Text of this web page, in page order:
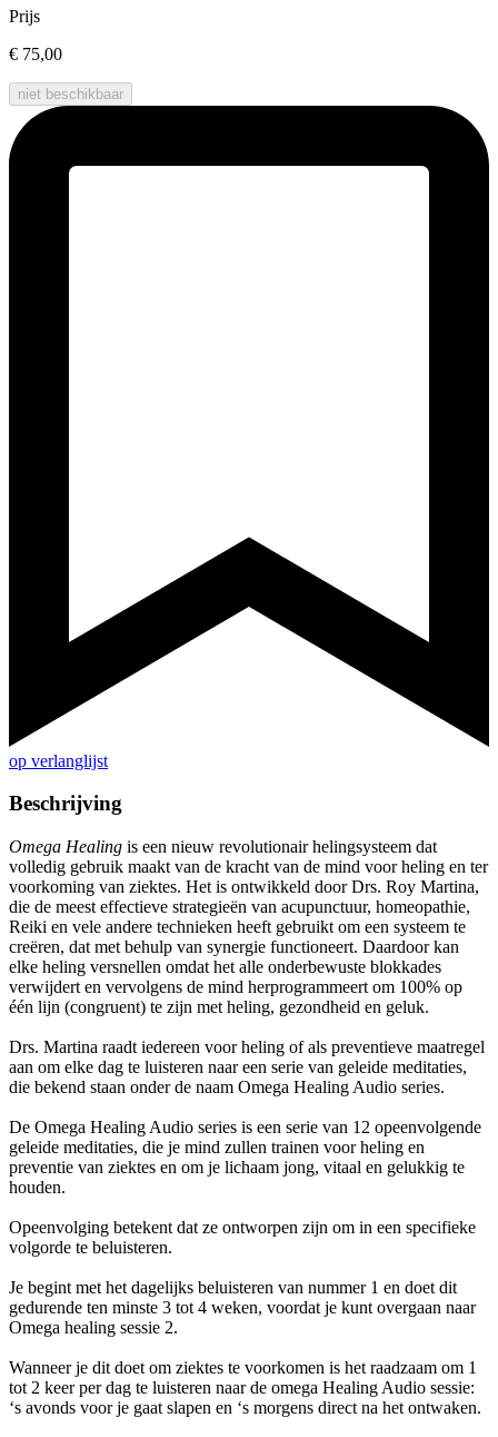
Prijs
€ 75,00
niet beschikbaar
op verlanglijst
Beschrijving
Omega Healing is een nieuw revolutionair helingsysteem dat
volledig gebruik maakt van de kracht van de mind voor heling en ter
voorkoming van ziektes. Het is ontwikkeld door Drs. Roy Martina,
die de meest effectieve strategieën van acupunctuur, homeopathie,
Reiki en vele andere technieken heeft gebruikt om een systeem te
creëren, dat met behulp van synergie functioneert. Daardoor kan
elke heling versnellen omdat het alle onderbewuste blokkades
verwijdert en vervolgens de mind herprogrammeert om 100% op
één lijn (congruent) te zijn met heling, gezondheid en geluk.
Drs. Martina raadt iedereen voor heling of als preventieve maatregel
aan om elke dag te luisteren naar een serie van geleide meditaties,
die bekend staan onder de naam Omega Healing Audio series.
De Omega Healing Audio series is een serie van 12 opeenvolgende
geleide meditaties, die je mind zullen trainen voor heling en
preventie van ziektes en om je lichaam jong, vitaal en gelukkig te
houden.
Opeenvolging betekent dat ze ontworpen zijn om in een specifieke
volgorde te beluisteren.
Je begint met het dagelijks beluisteren van nummer 1 en doet dit
gedurende ten minste 3 tot 4 weken, voordat je kunt overgaan naar
Omega healing sessie 2.
Wanneer je dit doet om ziektes te voorkomen is het raadzaam om 1
tot 2 keer per dag te luisteren naar de omega Healing Audio sessie:
‘s avonds voor je gaat slapen en ‘s morgens direct na het ontwaken.